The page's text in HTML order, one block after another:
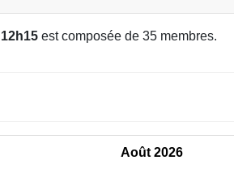
est composée de 35 membres.
Août 2026